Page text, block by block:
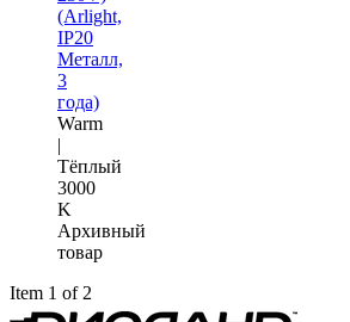
(Arlight,
IP20
Металл,
3
года)
Warm
|
Тёплый
3000
K
Архивный
товар
Item 1 of 2